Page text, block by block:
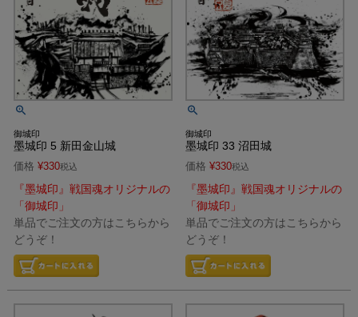
御城印
墨城印 5 新田金山城
価格 ¥330税込
『墨城印』戦国魂オリジナルの
「御城印」
単品でご注文の方はこちらから
どうぞ！
御城印
墨城印 33 沼田城
価格 ¥330税込
『墨城印』戦国魂オリジナルの
「御城印」
単品でご注文の方はこちらから
どうぞ！